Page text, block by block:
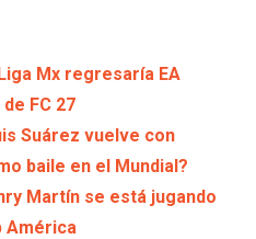
Mx regresaría EA
FC 27
Suárez vuelve con
baile en el Mundial?
Martín se está jugando
América